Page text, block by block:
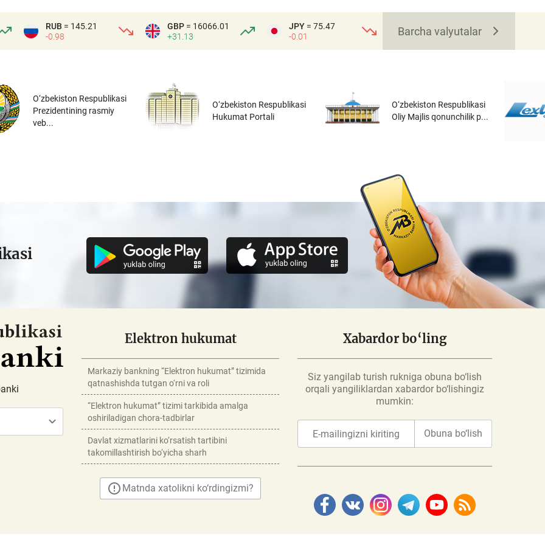
RUB = 145.21
-0.98
GBP = 16066.01
+31.13
JPY = 75.47
-0.01
Barcha valyutalar
O‘zbekiston Respublikasi
Prezidentining rasmiy
veb...
O‘zbekiston Respublikasi
Hukumat Portali
O‘zbekiston Respublikasi
Oliy Majlis qonunchilik p...
Elektron hukumat
Markaziy bankning “Elektron hukumat” tizimida
qatnashishda tutgan o‘rni va roli
“Elektron hukumat” tizimi tarkibida amalga
oshiriladigan chora-tadbirlar
Davlat xizmatlarini ko‘rsatish tartibini
takomillashtirish bo‘yicha sharh
Matnda xatolikni ko‘rdingizmi?
Xabardor bo‘ling
Siz yangilab turish rukniga obuna bo‘lish
orqali yangiliklardan xabardor bo‘lishingiz
mumkin:
Obuna bo‘lish